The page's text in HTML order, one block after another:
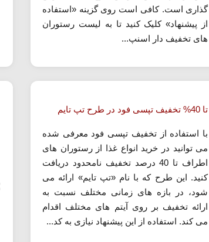
گذاری است. کافی است روی گزینه «استفاده
از پیشنهاد» کلیک کنید تا به لیست رستوران
های تخفیف دار اسنپ...
تا 40% تخفیف تپسی فود در طرح تپ تایم
با استفاده از تخفیف تپسی فود معرفی شده
می توانید در خرید انواع غذا از رستوران های
اطراف تا 40 درصد تخفیف نامحدود دریافت
کنید. این طرح که با نام «تپ تایم» ارائه می
شود، در بازه های زمانی مختلف نسبت به
ارائه تخفیف بر روی آیتم های مختلف اقدام
می کند. استفاده از این پیشنهاد نیازی به کد...